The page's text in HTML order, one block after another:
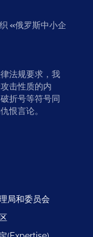
«俄罗斯中小企
法规要求，我
击性质的内
折号等符号同
恨言论。
局和委员会